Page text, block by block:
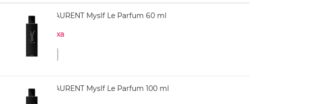
YVES SAINT LAURENT Myslf Le Parfum 60 ml
Нема на залиха
YVES SAINT LAURENT Myslf Le Parfum 100 ml